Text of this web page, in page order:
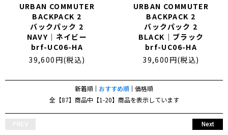
URBAN COMMUTER
BACKPACK 2
バックパック 2
NAVY｜ネイビー
brf-UC06-HA
39,600円(税込)
URBAN COMMUTER
BACKPACK 2
バックパック 2
BLACK｜ブラック
brf-UC06-HA
39,600円(税込)
新着順 おすすめ順 価格順
Next
全【87】商品中【1-20】商品を表示しています